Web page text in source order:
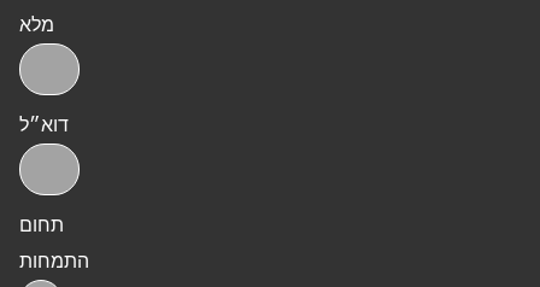
מלא
דוא״ל
תחום
התמחות